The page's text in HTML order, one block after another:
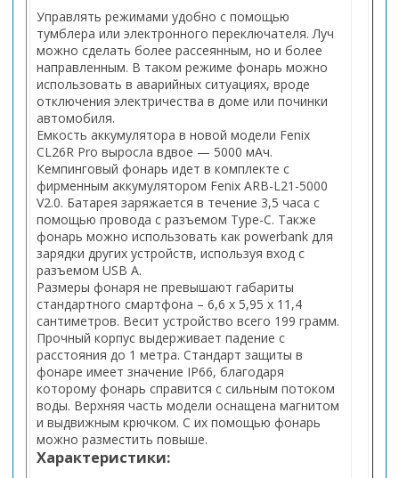
Управлять режимами удобно с помощью
тумблера или электронного переключателя. Луч
можно сделать более рассеянным, но и более
направленным. В таком режиме фонарь можно
использовать в аварийных ситуациях, вроде
отключения электричества в доме или починки
автомобиля.
Емкость аккумулятора в новой модели Fenix
CL26R Pro выросла вдвое — 5000 мАч.
Кемпинговый фонарь идет в комплекте с
фирменным аккумулятором Fenix ARB-L21-5000
V2.0. Батарея заряжается в течение 3,5 часа с
помощью провода с разъемом Type-C. Также
фонарь можно использовать как powerbank для
зарядки других устройств, используя вход с
разъемом USB A.
Размеры фонаря не превышают габариты
стандартного смартфона – 6,6 x 5,95 x 11,4
сантиметров. Весит устройство всего 199 грамм.
Прочный корпус выдерживает падение с
расстояния до 1 метра. Стандарт защиты в
фонаре имеет значение IP66, благодаря
которому фонарь справится с сильным потоком
воды. Верхняя часть модели оснащена магнитом
и выдвижным крючком. С их помощью фонарь
можно разместить повыше.
Характеристики: